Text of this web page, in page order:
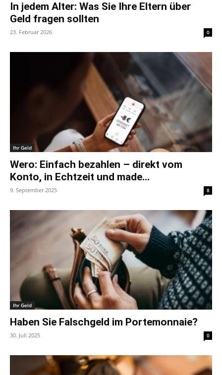
In jedem Alter: Was Sie Ihre Eltern über
Geld fragen sollten
23. Februar 2026 0
Ihr Geld
Wero: Einfach bezahlen – direkt vom
Konto, in Echtzeit und made...
9. September 2025 8
Ihr Geld
Haben Sie Falschgeld im Portemonnaie?
30. Juli 2025 0